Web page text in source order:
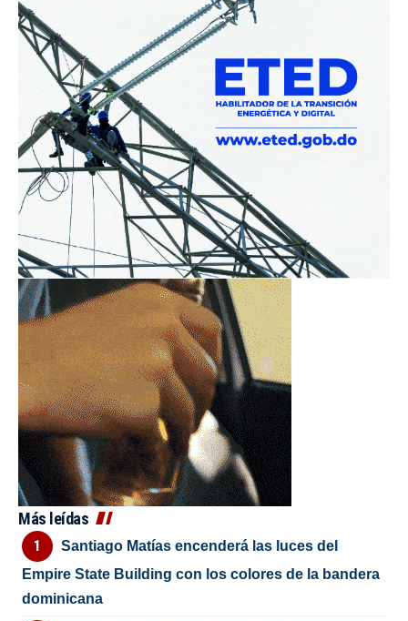
Más leídas
Santiago Matías encenderá las luces del
Empire State Building con los colores de la bandera
dominicana